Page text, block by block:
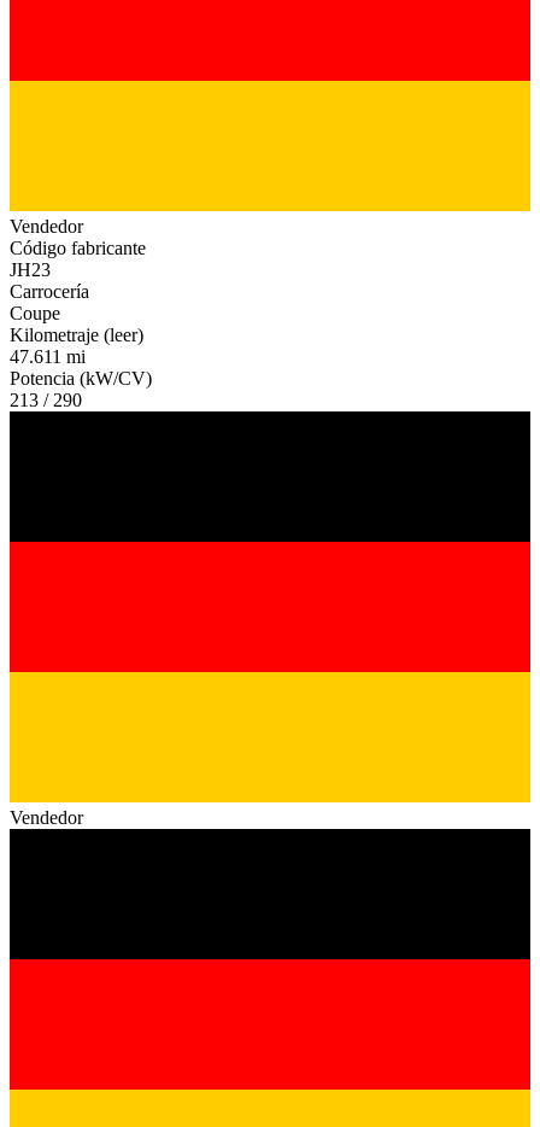
Vendedor
Código fabricante
JH23
Carrocería
Coupe
Kilometraje (leer)
47.611 mi
Potencia (kW/CV)
213 / 290
Vendedor